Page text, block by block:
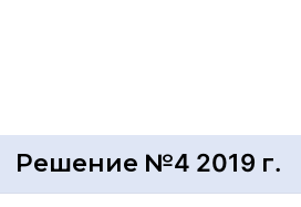
Решение №4 2019 г.